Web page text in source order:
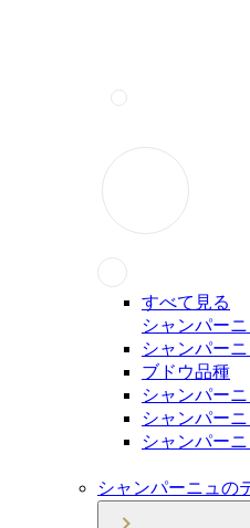
すべて見る
シャンパー
シャンパー
ブドウ品種
シャンパー
シャンパー
シャンパー
シャンパーニュの